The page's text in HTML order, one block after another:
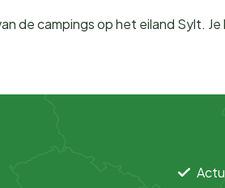
de campings op het eiland Sylt.